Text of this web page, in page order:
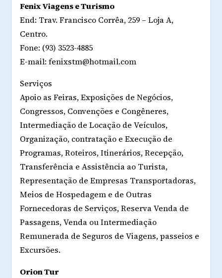
Fenix Viagens e Turismo
End: Trav. Francisco Corrêa, 259 – Loja A,
Centro.
Fone: (93) 3523-4885
E-mail: fenixstm@hotmail.com
Serviços
Apoio as Feiras, Exposições de Negócios,
Congressos, Convenções e Congêneres,
Intermediação de Locação de Veículos,
Organização, contratação e Execução de
Programas, Roteiros, Itinerários, Recepção,
Transferência e Assistência ao Turista,
Representação de Empresas Transportadoras,
Meios de Hospedagem e de Outras
Fornecedoras de Serviços, Reserva Venda de
Passagens, Venda ou Intermediação
Remunerada de Seguros de Viagens, passeios e
Excursões.
Orion Tur